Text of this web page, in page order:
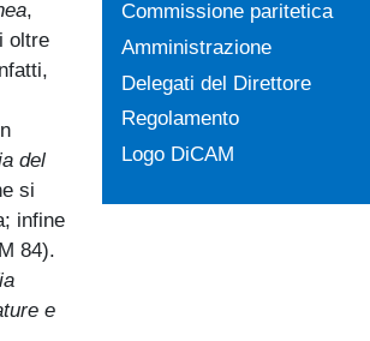
,
oltre
del
si
infine
84).
e
Commissione paritetica
Amministrazione
Delegati del Direttore
Regolamento
Logo DiCAM